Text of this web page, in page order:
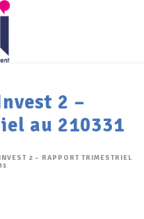
2 –
au 210331
2 – RAPPORT TRIMESTRIEL